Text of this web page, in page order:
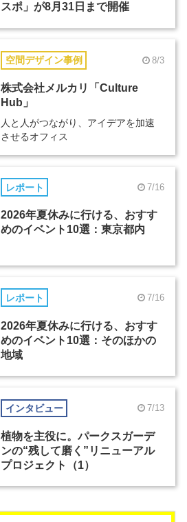
スポ」が8月31日まで開催
空間デザイン事例 8/3
株式会社メルカリ「Culture
Hub」
人と人がつながり、アイデアを加速
させるオフィス
レポート 7/16
2026年夏休みに行ける、おすす
めのイベント10選：東京都内
レポート 7/16
2026年夏休みに行ける、おすす
めのイベント10選：そのほかの
地域
インタビュー 7/13
植物を主役に。パークスガーデ
ンの“残して磨く”リニューアル
プロジェクト（1）